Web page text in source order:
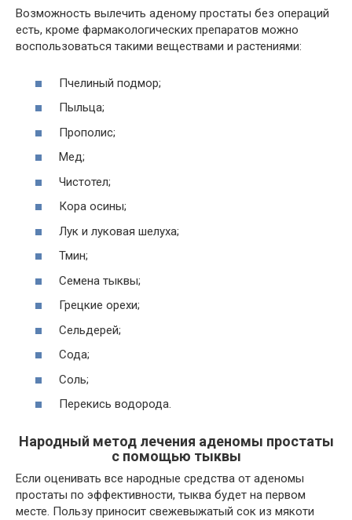
Возможность вылечить аденому простаты без операций
есть, кроме фармакологических препаратов можно
воспользоваться такими веществами и растениями:
Пчелиный подмор;
Пыльца;
Прополис;
Мед;
Чистотел;
Кора осины;
Лук и луковая шелуха;
Тмин;
Семена тыквы;
Грецкие орехи;
Сельдерей;
Сода;
Соль;
Перекись водорода.
Народный метод лечения аденомы простаты
с помощью тыквы
Если оценивать все народные средства от аденомы
простаты по эффективности, тыква будет на первом
месте. Пользу приносит свежевыжатый сок из мякоти